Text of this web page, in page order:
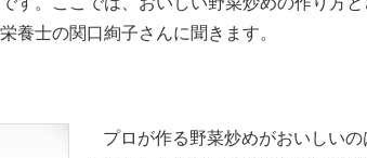
養士の関口絢子さんに聞きます。
プロが作る野菜炒めがおいしいの